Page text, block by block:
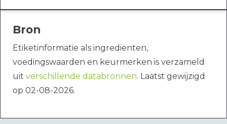
Bron
Etiketinformatie als ingrediënten,
voedingswaarden en keurmerken is verzameld
uit verschillende databronnen. Laatst gewijzigd
op 02-08-2026.